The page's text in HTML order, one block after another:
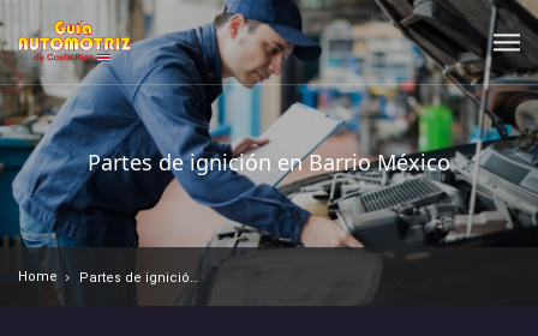
Partes de ignición en Barrio México
Home